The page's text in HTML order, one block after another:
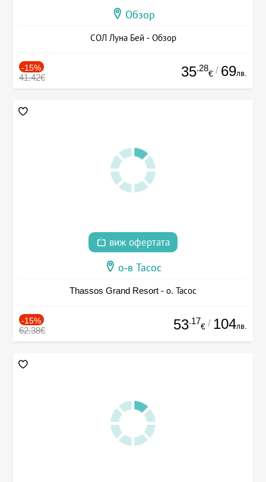
Обзор
СОЛ Луна Бей - Обзор
-15%
41.42€ 35.28
€ / 69лв.
виж офертата
о-в Тасос
Thassos Grand Resort - о. Тасос
-15%
62.38€ 53.17
€ / 104лв.